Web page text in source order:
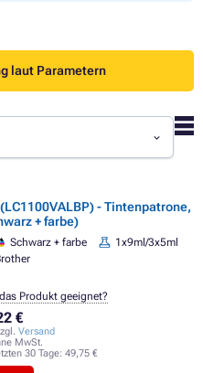
laut Parametern
- Tintenpatrone,
+ farbe)
Schwarz + farbe
1x9ml/3x5ml
€
Versand
MwSt.
30 Tage: 49,75 €
Produkt geeignet?